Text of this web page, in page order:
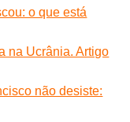
o que está
na Ucrânia. Artigo
não desiste: